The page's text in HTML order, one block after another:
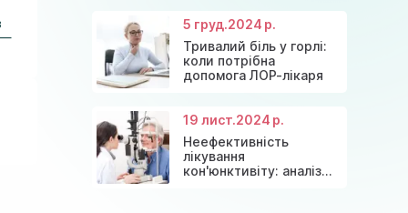
—
5 груд.2024 р.
Тривалий біль у горлі:
коли потрібна
допомога ЛОР-лікаря
19 лист.2024 р.
Неефективність
лікування
кон'юнктивіту: аналіз